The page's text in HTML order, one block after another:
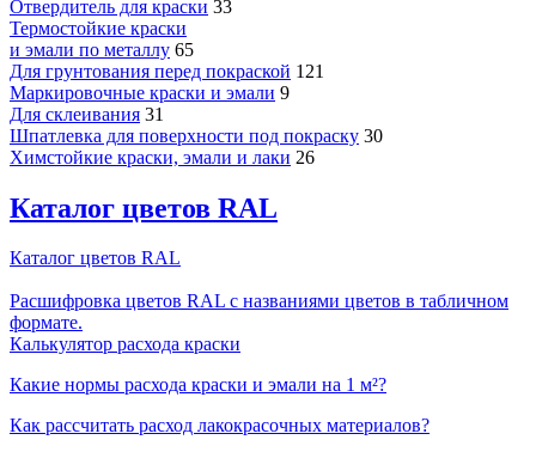
Отвердитель для краски 33
Термостойкие краски
и эмали по металлу 65
Для грунтования перед покраской 121
Маркировочные краски и эмали 9
Для склеивания 31
Шпатлевка для поверхности под покраску 30
Химстойкие краски, эмали и лаки 26
Каталог цветов RAL
Каталог цветов RAL
Расшифровка цветов RAL с названиями цветов в табличном
формате.
Калькулятор расхода краски
Какие нормы расхода краски и эмали на 1 м²?
Как рассчитать расход лакокрасочных материалов?